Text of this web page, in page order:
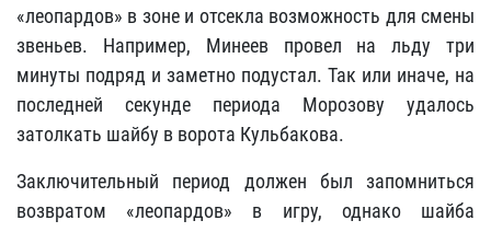
«леопардов» в зоне и отсекла возможность для смены
звеньев. Например, Минеев провел на льду три
минуты подряд и заметно подустал. Так или иначе, на
последней секунде периода Морозову удалось
затолкать шайбу в ворота Кульбакова.
Заключительный период должен был запомниться
возвратом «леопардов» в игру, однако шайба